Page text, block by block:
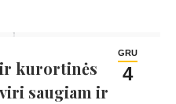
GRU
4
kurortinės
saugiam ir